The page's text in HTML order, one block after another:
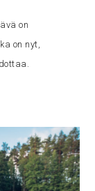
on
on nyt,